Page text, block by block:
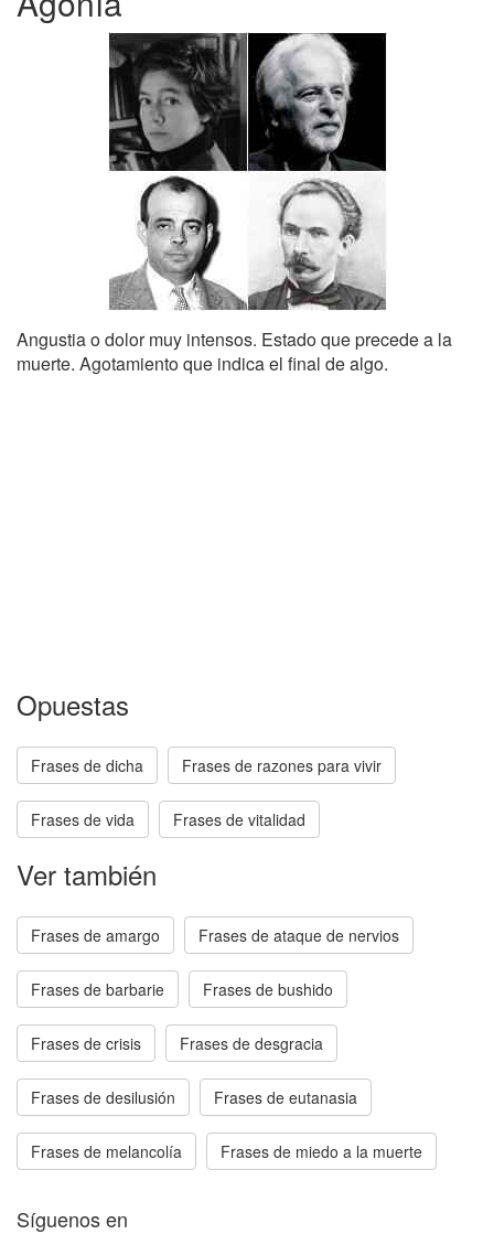
Angustia o dolor muy intensos. Estado que precede a la
muerte. Agotamiento que indica el final de algo.
Opuestas
Frases de dicha Frases de razones para vivir
Frases de vida Frases de vitalidad
Ver también
Frases de amargo Frases de ataque de nervios
Frases de barbarie Frases de bushido
Frases de crisis Frases de desgracia
Frases de desilusión Frases de eutanasia
Frases de melancolía Frases de miedo a la muerte
Síguenos en